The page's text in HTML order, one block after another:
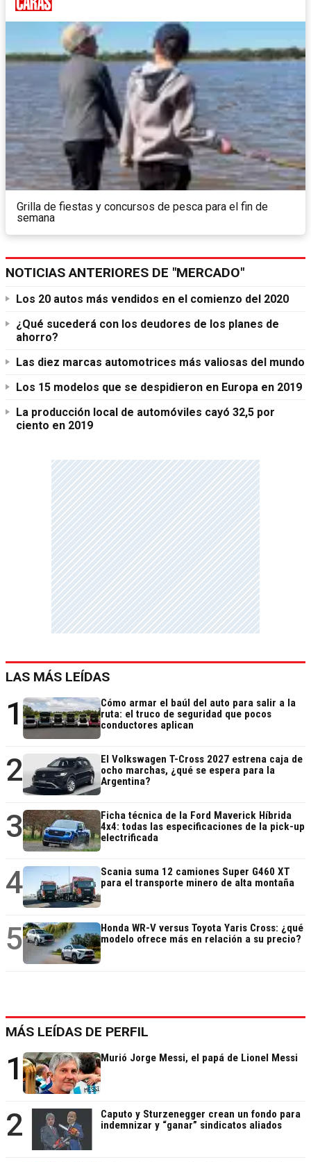
Grilla de fiestas y concursos de pesca para el fin de
semana
NOTICIAS ANTERIORES DE "MERCADO"
Los 20 autos más vendidos en el comienzo del 2020
¿Qué sucederá con los deudores de los planes de
ahorro?
Las diez marcas automotrices más valiosas del mundo
Los 15 modelos que se despidieron en Europa en 2019
La producción local de automóviles cayó 32,5 por
ciento en 2019
LAS MÁS LEÍDAS
1
Cómo armar el baúl del auto para salir a la
ruta: el truco de seguridad que pocos
conductores aplican
2
El Volkswagen T-Cross 2027 estrena caja de
ocho marchas, ¿qué se espera para la
Argentina?
3
Ficha técnica de la Ford Maverick Híbrida
4x4: todas las especificaciones de la pick-up
electrificada
4
Scania suma 12 camiones Super G460 XT
para el transporte minero de alta montaña
5
Honda WR-V versus Toyota Yaris Cross: ¿qué
modelo ofrece más en relación a su precio?
MÁS LEÍDAS DE PERFIL
1 Murió Jorge Messi, el papá de Lionel Messi
2
Caputo y Sturzenegger crean un fondo para
indemnizar y “ganar” sindicatos aliados